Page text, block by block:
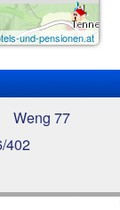
und-pensionen.at
Weng 77
402